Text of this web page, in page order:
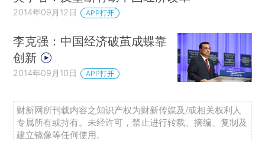
2014年09月12日 APP打开
李克强：中国经济破茧成蝶靠
创新
2014年09月10日 APP打开
财新网所刊载内容之知识产权为财新传媒及/或相关权利人
专属所有或持有。未经许可，禁止进行转载、摘编、复制及
建立镜像等任何使用。